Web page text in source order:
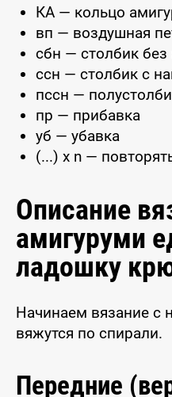
КА — кольцо
вп — воздушная
сбн — столбик без
ссн — столбик с
пссн —
пр — прибавка
уб — убавка
(...) x n —
Описание
амигуруми
ладошку
Начинаем вязание с
вяжутся по спирали.
Передние